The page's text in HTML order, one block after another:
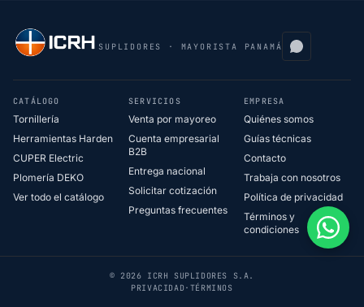
SUPLIDORES · MAYORISTA PANAMÁ
CATÁLOGO
Tornillería
Herramientas Harden
CUPER Electric
Plomería DEKO
Ver todo el catálogo
SERVICIOS
Venta por mayoreo
Cuenta empresarial
B2B
Entrega nacional
Solicitar cotización
Preguntas frecuentes
EMPRESA
Quiénes somos
Guías técnicas
Contacto
Trabaja con nosotros
Política de privacidad
Términos y
condiciones
© 2026 ICRH SUPLIDORES S.A.
PRIVACIDAD · TÉRMINOS